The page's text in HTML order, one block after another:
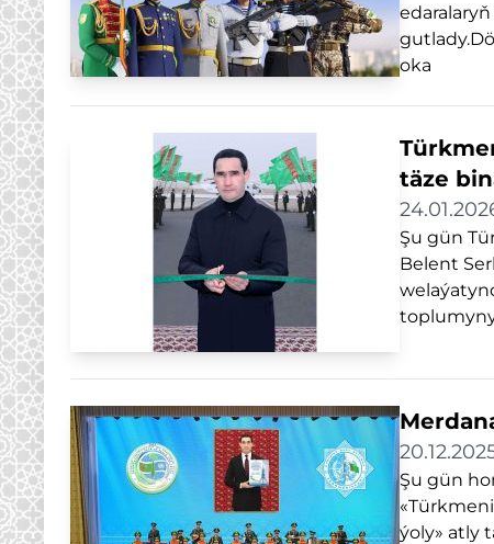
oka
täze
Şu gün
Belent
Şu gün
ýoly» atly